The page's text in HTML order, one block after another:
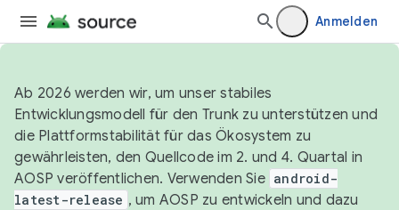
Anmelden
Ab 2026 werden wir, um unser stabiles
Entwicklungsmodell für den Trunk zu unterstützen und
die Plattformstabilität für das Ökosystem zu
gewährleisten, den Quellcode im 2. und 4. Quartal in
AOSP veröffentlichen. Verwenden Sie android-
latest-release , um AOSP zu entwickeln und dazu